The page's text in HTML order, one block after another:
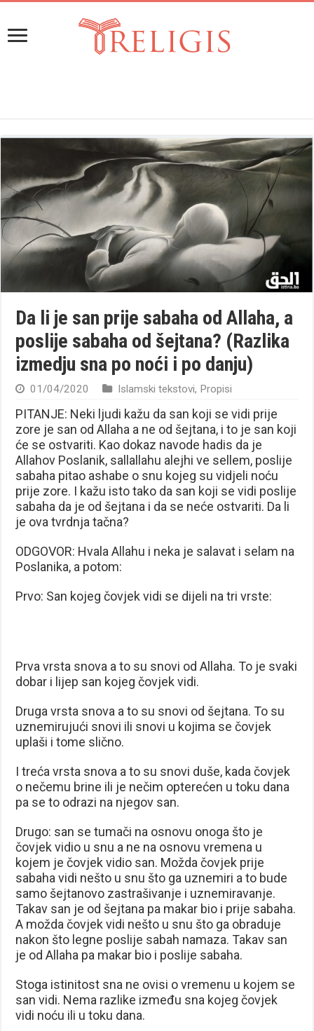
Da li je san prije sabaha od Allaha, a
poslije sabaha od šejtana? (Razlika
izmedju sna po noći i po danju)
01/04/2020 Islamski tekstovi, Propisi
PITANJE: Neki ljudi kažu da san koji se vidi prije
zore je san od Allaha a ne od šejtana, i to je san koji
će se ostvariti. Kao dokaz navode hadis da je
Allahov Poslanik, sallallahu alejhi ve sellem, poslije
sabaha pitao ashabe o snu kojeg su vidjeli noću
prije zore. I kažu isto tako da san koji se vidi poslije
sabaha da je od šejtana i da se neće ostvariti. Da li
je ova tvrdnja tačna?
ODGOVOR: Hvala Allahu i neka je salavat i selam na
Poslanika, a potom:
Prvo: San kojeg čovjek vidi se dijeli na tri vrste:
Prva vrsta snova a to su snovi od Allaha. To je svaki
dobar i lijep san kojeg čovjek vidi.
Druga vrsta snova a to su snovi od šejtana. To su
uznemirujući snovi ili snovi u kojima se čovjek
uplaši i tome slično.
I treća vrsta snova a to su snovi duše, kada čovjek
o nečemu brine ili je nečim opterećen u toku dana
pa se to odrazi na njegov san.
Drugo: san se tumači na osnovu onoga što je
čovjek vidio u snu a ne na osnovu vremena u
kojem je čovjek vidio san. Možda čovjek prije
sabaha vidi nešto u snu što ga uznemiri a to bude
samo šejtanovo zastrašivanje i uznemiravanje.
Takav san je od šejtana pa makar bio i prije sabaha.
A možda čovjek vidi nešto u snu što ga obraduje
nakon što legne poslije sabah namaza. Takav san
je od Allaha pa makar bio i poslije sabaha.
Stoga istinitost sna ne ovisi o vremenu u kojem se
san vidi. Nema razlike između sna kojeg čovjek
vidi noću ili u toku dana.